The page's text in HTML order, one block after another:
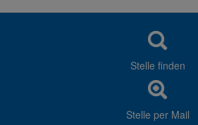
Stelle finden
Stelle per Mail